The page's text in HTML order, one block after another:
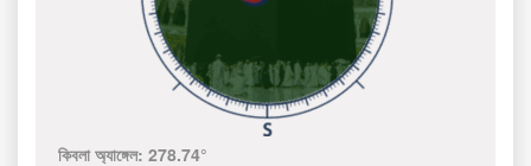
কিবলা অ্যাঙ্গেল:278.74°